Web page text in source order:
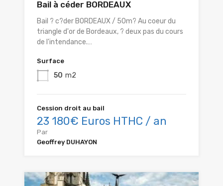
Bail à céder BORDEAUX
Bail ? c?der BORDEAUX / 50m? Au coeur du
triangle d'or de Bordeaux, ? deux pas du cours
de l'intendance.…
Surface
50 m2
Cession droit au bail
23 180€ Euros HTHC / an
Par
Geoffrey DUHAYON